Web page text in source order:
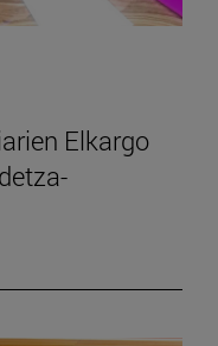
Elkargo